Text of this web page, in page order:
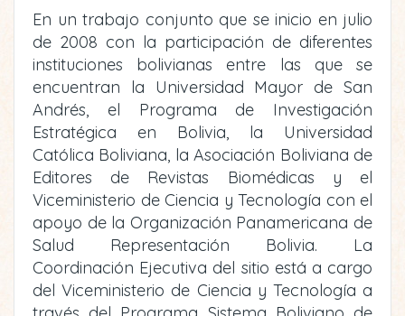
En un trabajo conjunto que se inicio en julio
de 2008 con la participación de diferentes
instituciones bolivianas entre las que se
encuentran la Universidad Mayor de San
Andrés, el Programa de Investigación
Estratégica en Bolivia, la Universidad
Católica Boliviana, la Asociación Boliviana de
Editores de Revistas Biomédicas y el
Viceministerio de Ciencia y Tecnología con el
apoyo de la Organización Panamericana de
Salud Representación Bolivia. La
Coordinación Ejecutiva del sitio está a cargo
del Viceministerio de Ciencia y Tecnología a